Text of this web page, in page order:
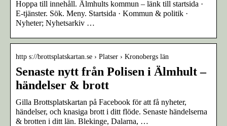
Hoppa till innehåll. Älmhults kommun – länk till startsida ·
E-tjänster. Sök. Meny. Startsida · Kommun & politik ·
Nyheter; Nyhetsarkiv …
http s://brottsplatskartan.se › Platser › Kronobergs län
Senaste nytt från Polisen i Älmhult –
händelser & brott
Gilla Brottsplatskartan på Facebook för att få nyheter,
händelser, och knasiga brott i ditt flöde. Senaste händelserna
& brotten i ditt län. Blekinge, Dalarna, …